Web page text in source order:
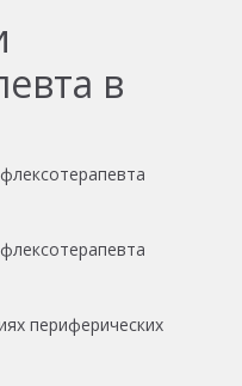
в
периферических